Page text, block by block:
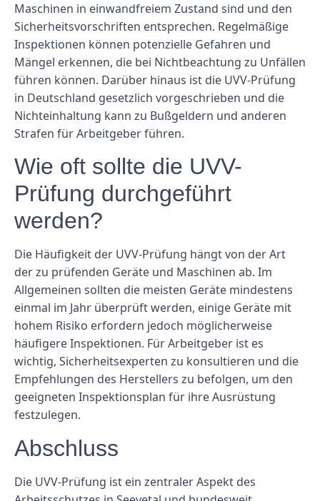
Maschinen in einwandfreiem Zustand sind und den
Sicherheitsvorschriften entsprechen. Regelmäßige
Inspektionen können potenzielle Gefahren und
Mängel erkennen, die bei Nichtbeachtung zu Unfällen
führen können. Darüber hinaus ist die UVV-Prüfung
in Deutschland gesetzlich vorgeschrieben und die
Nichteinhaltung kann zu Bußgeldern und anderen
Strafen für Arbeitgeber führen.
Wie oft sollte die UVV-
Prüfung durchgeführt
werden?
Die Häufigkeit der UVV-Prüfung hängt von der Art
der zu prüfenden Geräte und Maschinen ab. Im
Allgemeinen sollten die meisten Geräte mindestens
einmal im Jahr überprüft werden, einige Geräte mit
hohem Risiko erfordern jedoch möglicherweise
häufigere Inspektionen. Für Arbeitgeber ist es
wichtig, Sicherheitsexperten zu konsultieren und die
Empfehlungen des Herstellers zu befolgen, um den
geeigneten Inspektionsplan für ihre Ausrüstung
festzulegen.
Abschluss
Die UVV-Prüfung ist ein zentraler Aspekt des